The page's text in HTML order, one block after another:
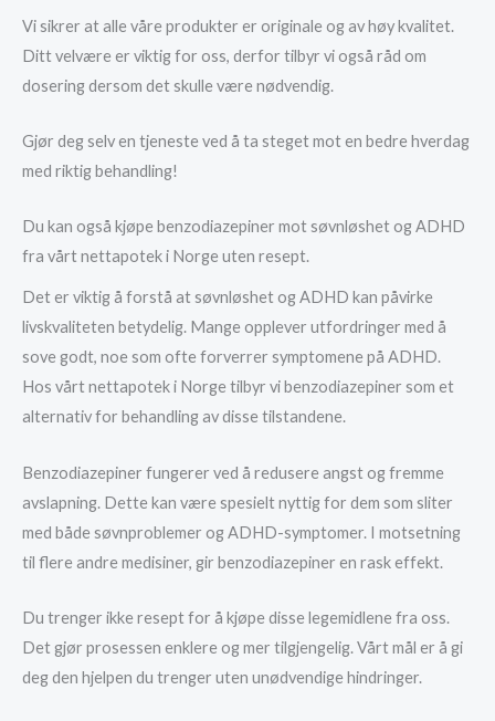
Vi sikrer at alle våre produkter er originale og av høy kvalitet.
Ditt velvære er viktig for oss, derfor tilbyr vi også råd om
dosering dersom det skulle være nødvendig.
Gjør deg selv en tjeneste ved å ta steget mot en bedre hverdag
med riktig behandling!
Du kan også kjøpe benzodiazepiner mot søvnløshet og ADHD
fra vårt nettapotek i Norge uten resept.
Det er viktig å forstå at søvnløshet og ADHD kan påvirke
livskvaliteten betydelig. Mange opplever utfordringer med å
sove godt, noe som ofte forverrer symptomene på ADHD.
Hos vårt nettapotek i Norge tilbyr vi benzodiazepiner som et
alternativ for behandling av disse tilstandene.
Benzodiazepiner fungerer ved å redusere angst og fremme
avslapning. Dette kan være spesielt nyttig for dem som sliter
med både søvnproblemer og ADHD-symptomer. I motsetning
til flere andre medisiner, gir benzodiazepiner en rask effekt.
Du trenger ikke resept for å kjøpe disse legemidlene fra oss.
Det gjør prosessen enklere og mer tilgjengelig. Vårt mål er å gi
deg den hjelpen du trenger uten unødvendige hindringer.